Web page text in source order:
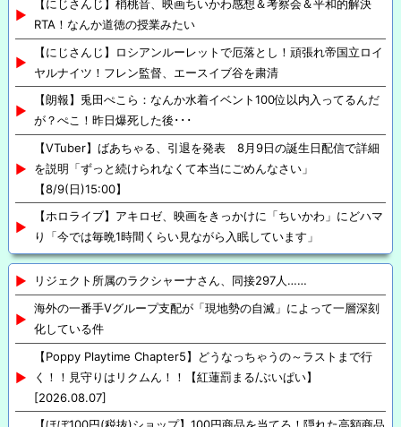
【にじさんじ】梢桃音、映画ちいかわ感想＆考察会＆平和的解決
RTA！なんか道徳の授業みたい
【にじさんじ】ロシアンルーレットで厄落とし！頑張れ帝国立ロイ
ヤルナイツ！フレン監督、エースイブ谷を粛清
【朗報】兎田ぺこら：なんか水着イベント100位以内入ってるんだ
が？ぺこ！昨日爆死した後･･･
【VTuber】ばあちゃる、引退を発表 8月9日の誕生日配信で詳細
を説明「ずっと続けられなくて本当にごめんなさい」
【8/9(日)15:00】
【ホロライブ】アキロゼ、映画をきっかけに「ちいかわ」にどハマ
り「今では毎晩1時間くらい見ながら入眠しています」
リジェクト所属のラクシャーナさん、同接297人……
海外の一番手Vグループ支配が「現地勢の自滅」によって一層深刻
化している件
【Poppy Playtime Chapter5】どうなっちゃうの～ラストまで行
く！！見守りはリクムん！！【紅蓮罰まる/ぶいぱい】
[2026.08.07]